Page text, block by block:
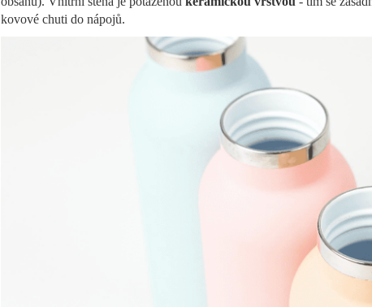
kovové chuti do nápojů.